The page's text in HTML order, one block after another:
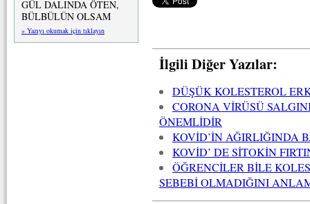
GÜL DALINDA ÖTEN,
BÜLBÜLÜN OLSAM
» Yazıyı okumak için tıklayın
İlgili Diğer Yazılar:
DÜŞÜK KOLESTEROL
CORONA VİRÜSÜ
ÖNEMLİDİR
KOVİD’İN AĞIRLIĞINDA
KOVİD’ DE SİTOKİN
ÖĞRENCİLER BİLE
SEBEBİ OLMADIĞINI